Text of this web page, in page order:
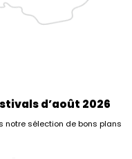
d’août 2026
notre sélection de bons plans